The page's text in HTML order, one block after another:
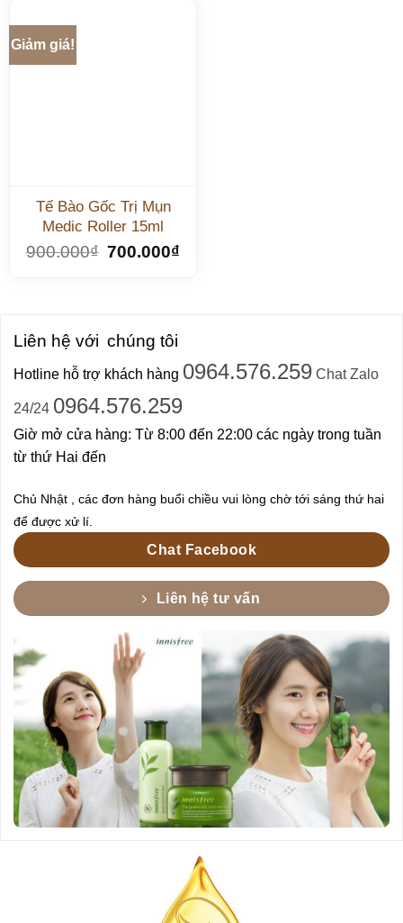
Giảm giá!
Tế Bào Gốc Trị Mụn
Medic Roller 15ml
900.000₫ 700.000₫
Liên hệ với chúng tôi
Hotline hỗ trợ khách hàng 0964.576.259Chat Zalo
24/24 0964.576.259
Giờ mở cửa hàng: Từ 8:00 đến 22:00 các ngày trong tuần
từ thứ Hai đến
Chủ Nhật , các đơn hàng buổi chiều vui lòng chờ tới sáng thứ hai
để được xử lí.
Chat Facebook
Liên hệ tư vấn